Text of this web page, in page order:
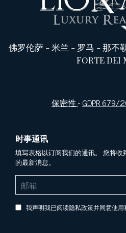
佛罗伦萨-米兰 - 罗马 -那不
FORTE DEI
保密性-GDPR 679/
时事通讯
填写表格以订阅我们的通讯。 您将
的最新消息。
我声明我已阅读隐私政策并同意使